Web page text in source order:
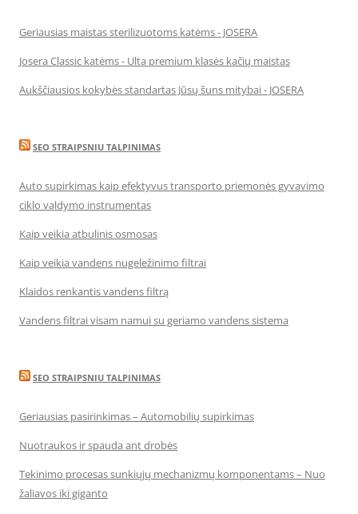
Geriausias maistas sterilizuotoms katėms - JOSERA
Josera Classic katėms - Ulta premium klasės kačių maistas
Aukščiausios kokybės standartas Jūsų šuns mitybai - JOSERA
SEO STRAIPSNIU TALPINIMAS
Auto supirkimas kaip efektyvus transporto priemonės gyvavimo
ciklo valdymo instrumentas
Kaip veikia atbulinis osmosas
Kaip veikia vandens nugeležinimo filtrai
Klaidos renkantis vandens filtrą
Vandens filtrai visam namui su geriamo vandens sistema
SEO STRAIPSNIU TALPINIMAS
Geriausias pasirinkimas – Automobilių supirkimas
Nuotraukos ir spauda ant drobės
Tekinimo procesas sunkiųjų mechanizmų komponentams – Nuo
žaliavos iki giganto